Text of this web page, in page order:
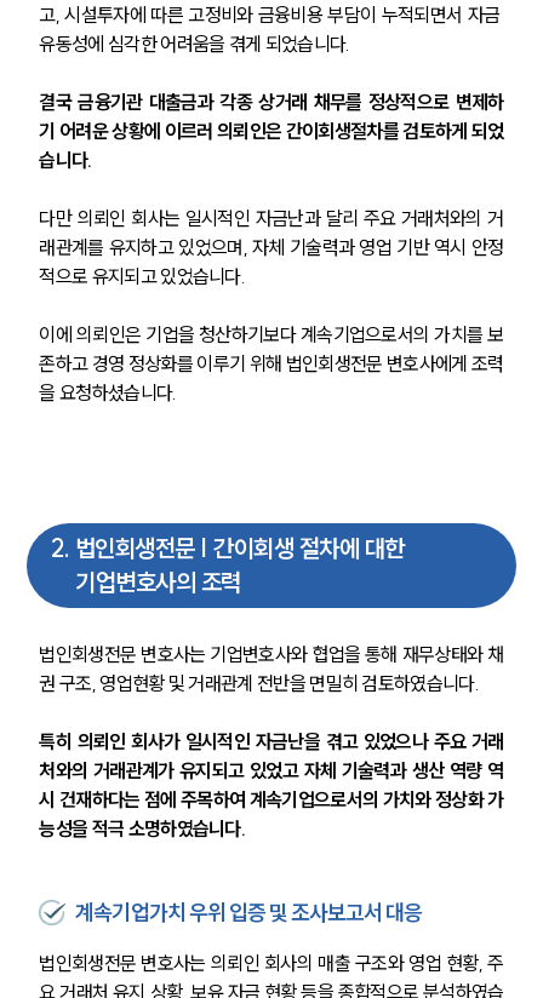
고, 시설투자에 따른 고정비와 금융비용 부담이 누적되면서 자금
유동성에 심각한 어려움을 겪게 되었습니다.
결국 금융기관 대출금과 각종 상거래 채무를 정상적으로 변제하
기 어려운 상황에 이르러 의뢰인은 간이회생절차를 검토하게 되었
습니다.
다만 의뢰인 회사는 일시적인 자금난과 달리 주요 거래처와의 거
래관계를 유지하고 있었으며, 자체 기술력과 영업 기반 역시 안정
적으로 유지되고 있었습니다.
이에 의뢰인은 기업을 청산하기보다 계속기업으로서의 가치를 보
존하고 경영 정상화를 이루기 위해 법인회생전문 변호사에게 조력
을 요청하셨습니다.
2. 법인회생전문 | 간이회생 절차에 대한
기업변호사의 조력
법인회생전문 변호사는 기업변호사와 협업을 통해 재무상태와 채
권 구조, 영업현황 및 거래관계 전반을 면밀히 검토하였습니다.
특히 의뢰인 회사가 일시적인 자금난을 겪고 있었으나 주요 거래
처와의 거래관계가 유지되고 있었고 자체 기술력과 생산 역량 역
시 건재하다는 점에 주목하여 계속기업으로서의 가치와 정상화 가
능성을 적극 소명하였습니다.
계속기업가치 우위 입증 및 조사보고서 대응
법인회생전문 변호사는 의뢰인 회사의 매출 구조와 영업 현황, 주
요 거래처 유지 상황, 보유 자금 현황 등을 종합적으로 분석하였습